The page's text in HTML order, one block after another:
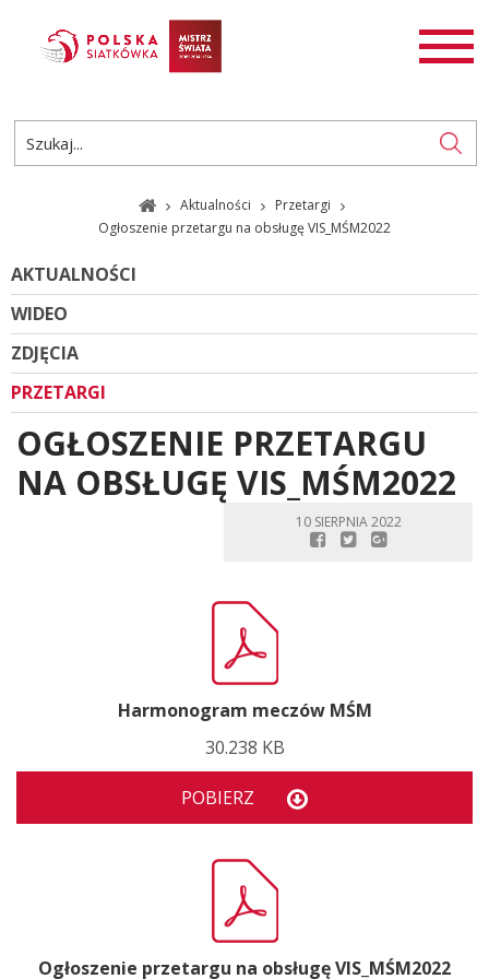
AKTUALNOŚCI
ROZGRYWKI
PL EN
Aktualności
Przetargi
Ogłoszenie przetargu na obsługę VIS_MŚM2022
AKTUALNOŚCI
WIDEO
ZDJĘCIA
PRZETARGI
OGŁOSZENIE PRZETARGU
NA OBSŁUGĘ VIS_MŚM2022
10 SIERPNIA 2022
Harmonogram meczów MŚM
30.238 KB
POBIERZ
Ogłoszenie przetargu na obsługę VIS_MŚM2022